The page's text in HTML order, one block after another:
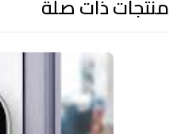
منتجات ذات صلة